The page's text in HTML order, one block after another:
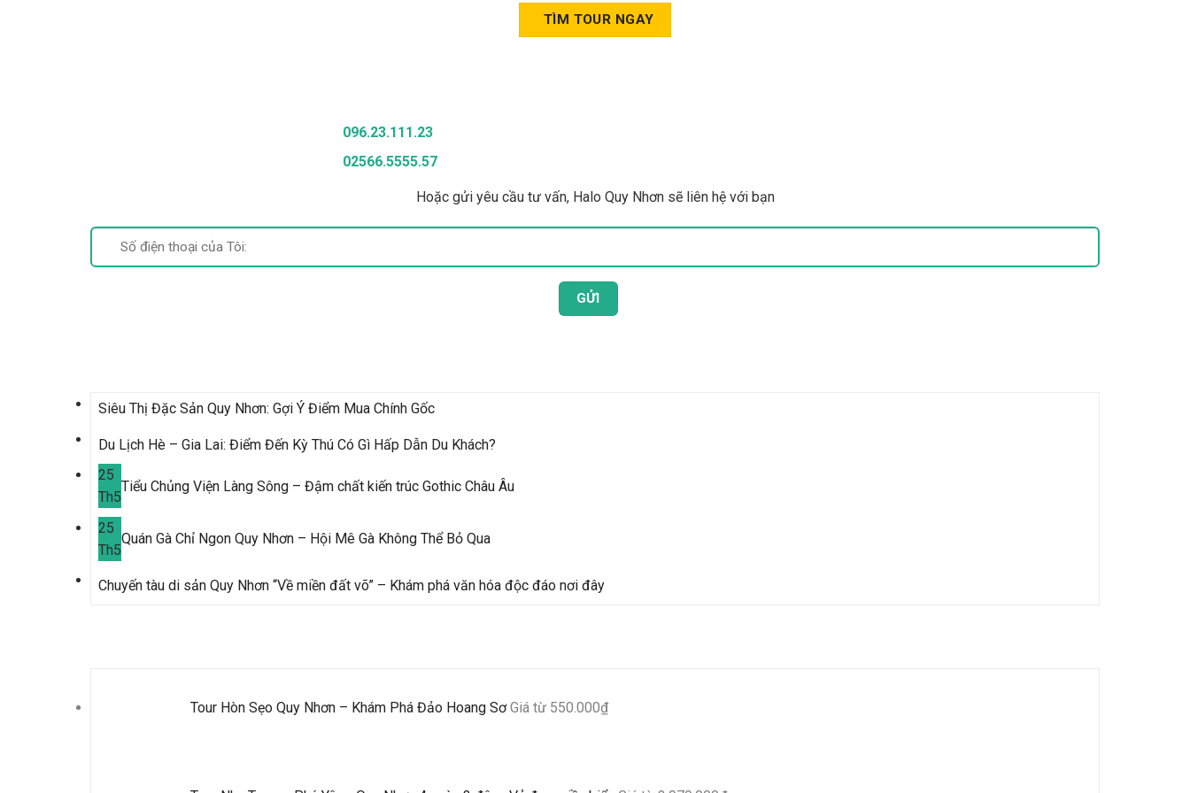
TÌM TOUR NGAY
096.23.111.23
02566.5555.57
Hoặc gửi yêu cầu tư vấn, Halo Quy Nhơn sẽ liên hệ với bạn
Siêu Thị Đặc Sản Quy Nhơn: Gợi Ý Điểm Mua Chính Gốc
Du Lịch Hè – Gia Lai: Điểm Đến Kỳ Thú Có Gì Hấp Dẫn Du Khách?
25
Th5
Tiểu Chủng Viện Làng Sông – Đậm chất kiến trúc Gothic Châu Âu
25
Th5
Quán Gà Chỉ Ngon Quy Nhơn – Hội Mê Gà Không Thể Bỏ Qua
Chuyến tàu di sản Quy Nhơn “Về miền đất võ” – Khám phá văn hóa độc đáo nơi đây
Tour Hòn Sẹo Quy Nhơn – Khám Phá Đảo Hoang Sơ Giá từ 550.000₫